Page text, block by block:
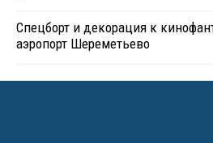
Спецборт и декорация к
аэропорт Шереметьево